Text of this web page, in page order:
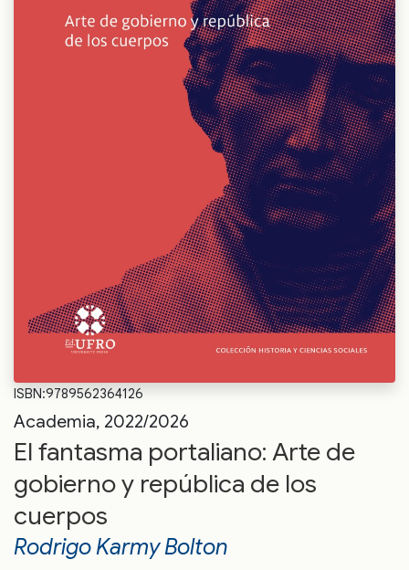
ISBN:9789562364126
Academia, 2022/2026
El fantasma portaliano: Arte de
gobierno y república de los
cuerpos
Rodrigo Karmy Bolton